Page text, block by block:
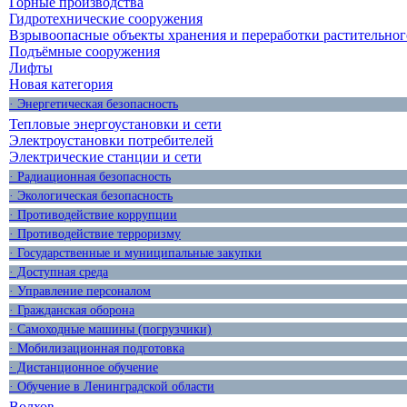
Гидротехнические сооружения
Взрывоопасные объекты хранения и переработки
Подъёмные сооружения
Лифты
Новая категория
· Энергетическая безопасность
Тепловые энергоустановки и сети
Электроустановки потребителей
Электрические станции и сети
· Радиационная безопасность
· Экологическая безопасность
· Противодействие коррупции
· Противодействие терроризму
· Государственные и муниципальные закупки
· Доступная среда
· Управление персоналом
· Гражданская оборона
· Самоходные машины (погрузчики)
· Мобилизационная подготовка
· Дистанционное обучение
· Обучение в Ленинградской области